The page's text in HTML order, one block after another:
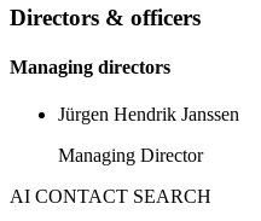
Directors & officers
Managing directors
Jürgen Hendrik Janssen
Managing Director
AI CONTACT SEARCH